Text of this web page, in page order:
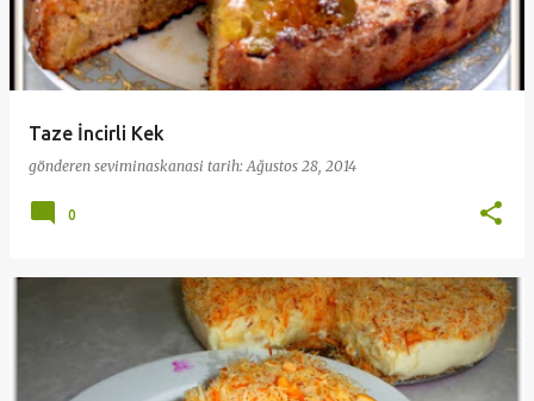
Taze İncirli Kek
gönderen seviminaskanasi tarih:Ağustos 28, 2014
0